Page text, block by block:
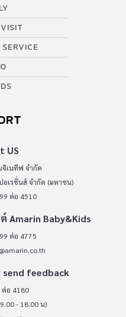
US
จิเนทีฟ จำกัด
อเรชั่นส์ จำกัด (มหาชน)
ต่อ 4510
Amarin Baby&Kids
ต่อ 4775
send feedback
ต่อ 4180
- 18.00 น)